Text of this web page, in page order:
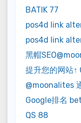
BATIK 77
pos4d link
pos4d link
黑帽
提升您的网站↑
@moonalites
Google排名
QS 88